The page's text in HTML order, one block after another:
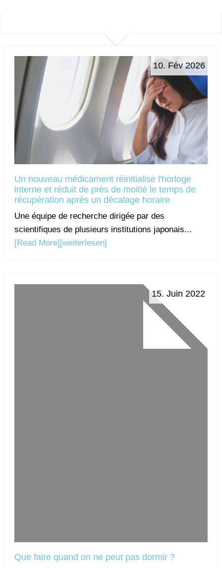
10. Fév 2026
Un nouveau médicament réinitialise l'horloge
interne et réduit de près de moitié le temps de
récupération après un décalage horaire
Une équipe de recherche dirigée par des
scientifiques de plusieurs institutions japonais...
[Read More] [weiterlesen]
15. Juin 2022
Que faire quand on ne peut pas dormir ?